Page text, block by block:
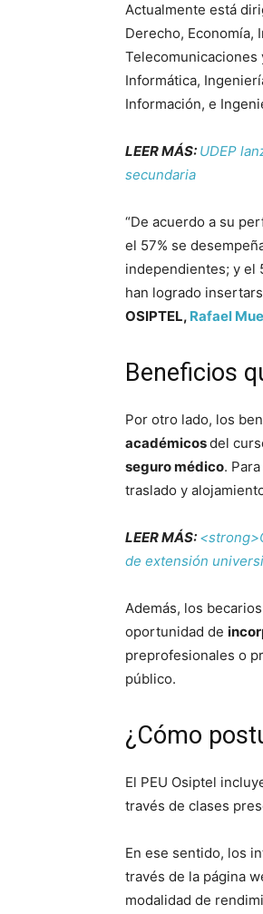
Actualmente está
Derecho, Economía,
Telecomunicaciones
Informática,
Información, e
LEER MÁS: UDEP
secundaria
“De acuerdo a su
el 57% se
independientes; y el
han logrado
OSIPTEL, Rafael
Beneficios
Por otro lado, los
académicosdel
seguro médico.
traslado y
LEER MÁS:
de extensión
Además, los
oportunidad de
preprofesionales o
público.
¿Cómo
El PEU Osiptel
través de clases
En ese sentido, los
través de la página
modalidad de